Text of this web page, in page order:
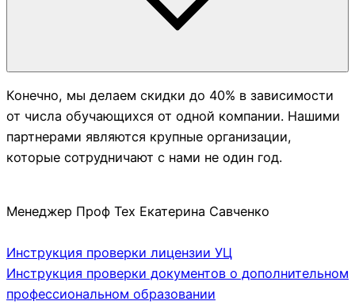
Конечно, мы делаем скидки до 40% в зависимости
от числа обучающихся от одной компании. Нашими
партнерами являются крупные организации,
которые сотрудничают с нами не один год.
Менеджер Проф Тех Екатерина Савченко
Инструкция проверки лицензии УЦ
Инструкция проверки документов о дополнительном
профессиональном образовании